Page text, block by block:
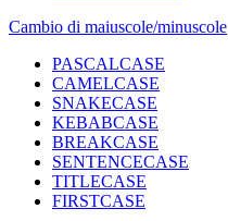
Cambio di maiuscole/minuscole
PASCALCASE
CAMELCASE
SNAKECASE
KEBABCASE
BREAKCASE
SENTENCECASE
TITLECASE
FIRSTCASE